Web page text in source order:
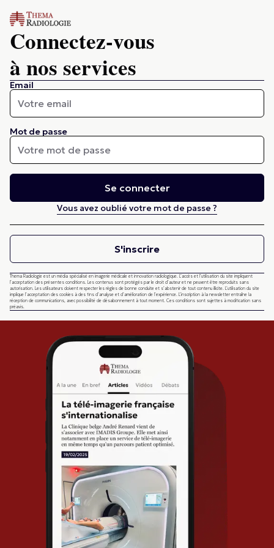
Connectez-vous
à nos services
Email
Mot de passe
Se connecter
Vous avez oublié votre mot de passe ?
S'inscrire
Thema Radiologie est un média spécialisé en imagerie médicale et innovation radiologique. L’accès et l’utilisation du site impliquent
l’acceptation des présentes conditions. Les contenus sont protégés par le droit d’auteur et ne peuvent être reproduits sans
autorisation. Les utilisateurs doivent respecter les règles de bonne conduite et s’abstenir de tout contenu illicite. L’utilisation du site
implique l’acceptation des cookies à des fins d’analyse et d’amélioration de l’expérience. L’inscription à la newsletter entraîne la
réception de communications, avec possibilité de désabonnement à tout moment. Ces conditions sont sujettes à modification sans
préavis.